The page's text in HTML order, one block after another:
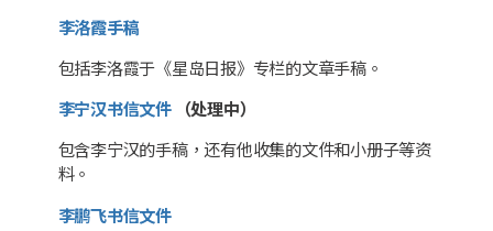
李洛霞手稿
包括李洛霞于《星岛日报》专栏的文章手稿。
李宁汉书信文件（处理中）
包含李宁汉的手稿，还有他收集的文件和小册子等资
料。
李鹏飞书信文件